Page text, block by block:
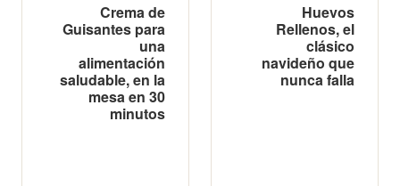
Crema de
Guisantes para
una
alimentación
saludable, en la
mesa en 30
minutos
Huevos
Rellenos, el
clásico
navideño que
nunca falla